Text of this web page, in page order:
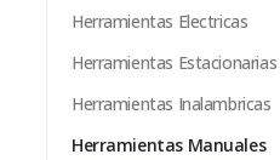
Herramientas Electricas
Herramientas Estacionarias
Herramientas Inalambricas
Herramientas Manuales